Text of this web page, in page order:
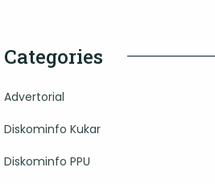
Categories
Advertorial
Diskominfo Kukar
Diskominfo PPU